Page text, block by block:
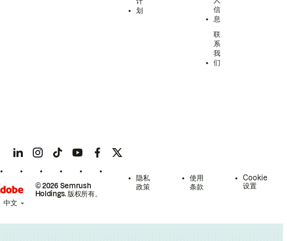
划
信
息
联
系
我
们
© 2026 Semrush
Holdings. 版权所有。
隐私
政策
使用
条款
Cookie
设置
中文